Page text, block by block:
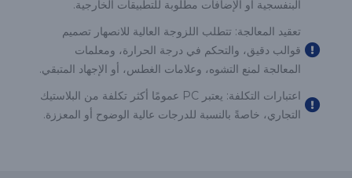
البنفسجية أو الإضافات مطلوبة للتطبيقات الخارجية.
تعقيد المعالجة: تتطلب اللزوجة العالية للانصهار تصميم
قوالب دقيق، والتحكم في درجة الحرارة، ومعلمات
المعالجة لمنع التشوه، وعلامات الغطس، أو الإجهاد المتبقي.
اعتبارات التكلفة: يعتبر PC عمومًا أكثر تكلفة من البلاستيك
التجاري، خاصةً بالنسبة للدرجات عالية الوضوح أو المعززة.